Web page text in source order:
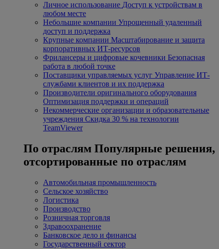
Личное использование Доступ к устройствам в
любом месте
Небольшие компании Упрощенный удаленный
доступ и поддержка
Крупные компании Масштабирование и защита
корпоративных ИТ-ресурсов
Фрилансеры и цифровые кочевники Безопасная
работа в любой точке
Поставщики управляемых услуг Управление ИТ-
службами клиентов и их поддержка
Производители оригинального оборудования
Оптимизация поддержки и операций
Некоммерческие организации и образовательные
учреждения Скидка 30 % на технологии
TeamViewer
По отраслям Популярные решения,
отсортированные по отраслям
Автомобильная промышленность
Сельское хозяйство
Логистика
Производство
Розничная торговля
Здравоохранение
Банковское дело и финансы
Государственный сектор